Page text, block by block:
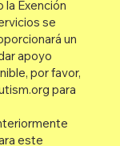
la Exención
se
un
apoyo
por favor,
para
este